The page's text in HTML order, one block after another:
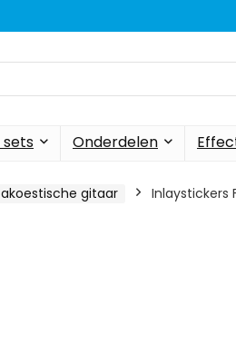
Onderdelen
gitaar Inlaystickers